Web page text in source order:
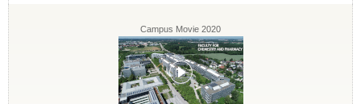
Campus Movie 2020